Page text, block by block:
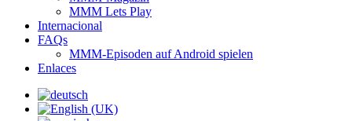
MMM Lets Play
Internacional
FAQs
MMM-Episoden auf Android spielen
Enlaces